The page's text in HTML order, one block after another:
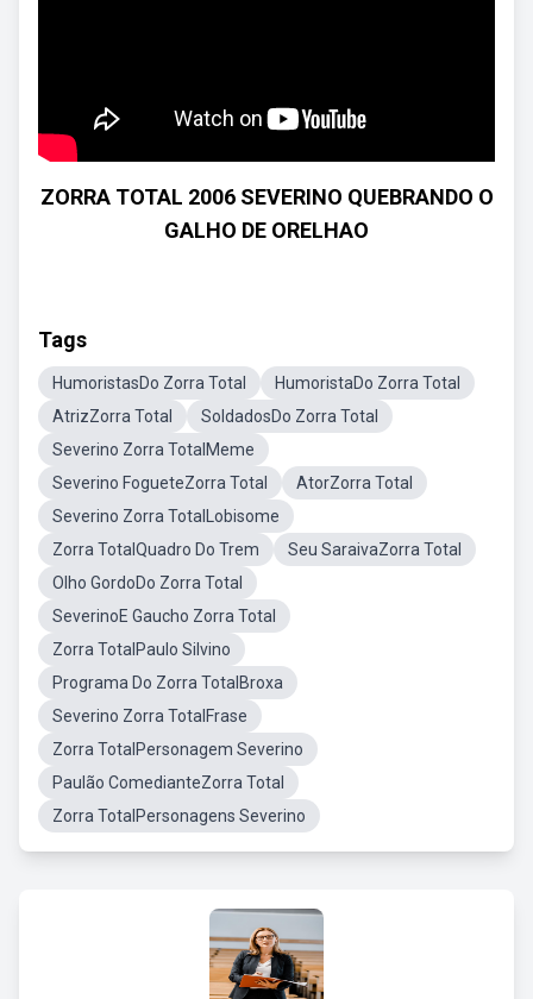
ZORRA TOTAL 2006 SEVERINO QUEBRANDO O
GALHO DE ORELHAO
Tags
HumoristasDo Zorra Total
HumoristaDo Zorra Total
AtrizZorra Total
SoldadosDo Zorra Total
Severino Zorra TotalMeme
Severino FogueteZorra Total
AtorZorra Total
Severino Zorra TotalLobisome
Zorra TotalQuadro Do Trem
Seu SaraivaZorra Total
Olho GordoDo Zorra Total
SeverinoE Gaucho Zorra Total
Zorra TotalPaulo Silvino
Programa Do Zorra TotalBroxa
Severino Zorra TotalFrase
Zorra TotalPersonagem Severino
Paulão ComedianteZorra Total
Zorra TotalPersonagens Severino